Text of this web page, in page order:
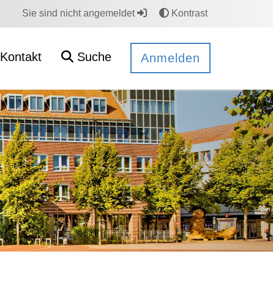
Sie sind nicht angemeldet Kontrast
Kontakt Suche Anmelden